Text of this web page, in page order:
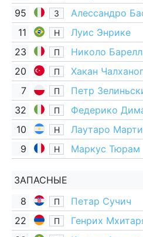
95 З Алессандро
11 Н Луис Энрике
23 П Николо
20 П Хакан
7 П Петр
32 П Федерико
10 Н Лаутаро
9 Н Маркус Тюрам
ЗАПАСНЫЕ
8
П Петар Сучич
22 П Генрих